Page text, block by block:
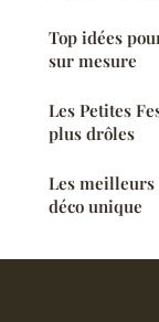
Top idées
sur mesure
Les Petites
plus drôles
Les
déco unique